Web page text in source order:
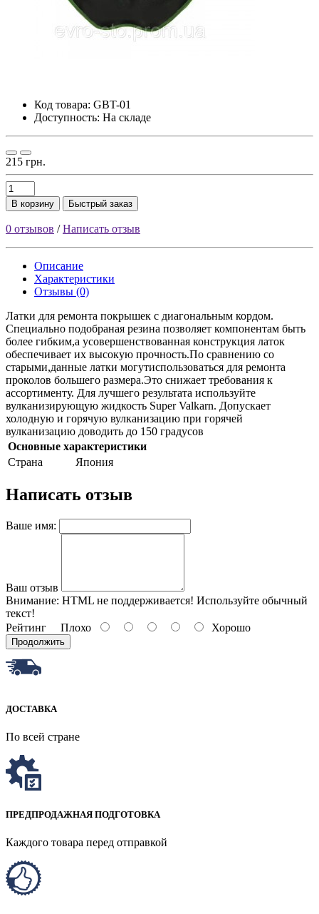
Код товара: GBT-01
Доступность: На складе
215 грн.
В корзину Быстрый заказ
0 отзывов /Написать отзыв
Описание
Характеристики
Отзывы (0)
Латки для ремонта покрышек с диагональным кордом.
Специально подобраная резина позволяет компонентам быть
более гибким,а усовершенствованная конструкция латок
обеспечивает их высокую прочность.По сравнению со
старыми,данные латки могутиспользоваться для ремонта
проколов большего размера.Это снижает требования к
ассортименту. Для лучшего результата используйте
вулканизирующую жидкость Super Valkarn. Допускает
холодную и горячую вулканизацию при горячей
вулканизацию доводить до 150 градусов
Основные характеристики
Страна
Япония
Написать отзыв
Ваше имя:
Ваш отзыв
Внимание: HTML не поддерживается! Используйте обычный
текст!
Рейтинг Плохо Хорошо
Продолжить
ДОСТАВКА
По всей стране
ПРЕДПРОДАЖНАЯ ПОДГОТОВКА
Каждого товара перед отправкой